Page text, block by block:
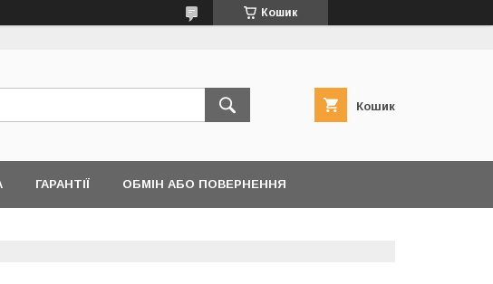
Кошик
Кошик
ГАРАНТІЇ ОБМІН АБО ПОВЕРНЕННЯ